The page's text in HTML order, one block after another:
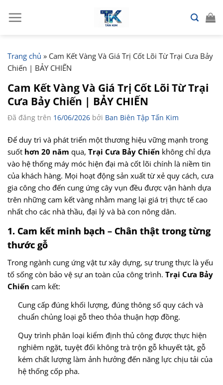
đến
Trang chủ » Cam Kết Vàng Và Giá Trị Cốt Lõi Từ Trại Cưa Bảy
Chiến | BẢY CHIẾN
Cam Kết Vàng Và Giá Trị Cốt Lõi Từ Trại
Cưa Bảy Chiến | BẢY CHIẾN
Đã đăng trên 16/06/2026 bởi Ban Biên Tập Tấn Kim
Để duy trì và phát triển một thương hiệu vững mạnh trong
suốt hơn 20 năm qua, Trại Cưa Bảy Chiến không chỉ dựa
vào hệ thống máy móc hiện đại mà cốt lõi chính là niềm tin
của khách hàng. Mọi hoạt động sản xuất từ xẻ quy cách, cưa
gia công cho đến cung ứng cây vụn đều được vận hành dựa
trên những cam kết vàng nhằm mang lại giá trị thực tế cao
nhất cho các nhà thầu, đại lý và bà con nông dân.
1. Cam kết minh bạch – Chân thật trong từng
thước gỗ
Trong ngành cung ứng vật tư xây dựng, sự trung thực là yếu
tố sống còn bảo vệ sự an toàn của công trình. Trại Cưa Bảy
Chiến cam kết:
Cung cấp đúng khối lượng, đúng thông số quy cách và
chuẩn chủng loại gỗ theo thỏa thuận hợp đồng.
Quy trình phân loại kiểm định thủ công được thực hiện
nghiêm ngặt, tuyệt đối không trà trộn gỗ khuyết tật, gỗ
kém chất lượng làm ảnh hưởng đến năng lực chịu tải của
hệ thống cốp pha.